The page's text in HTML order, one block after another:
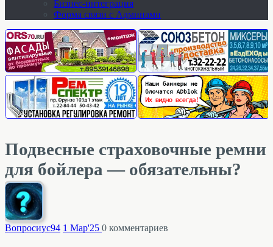
Бизнес-интеграция
Форма связи с Админами
Подвесные страховочные ремни
для бойлера — обязательны?
Вопросиус94 1 Мар'25 0 комментариев